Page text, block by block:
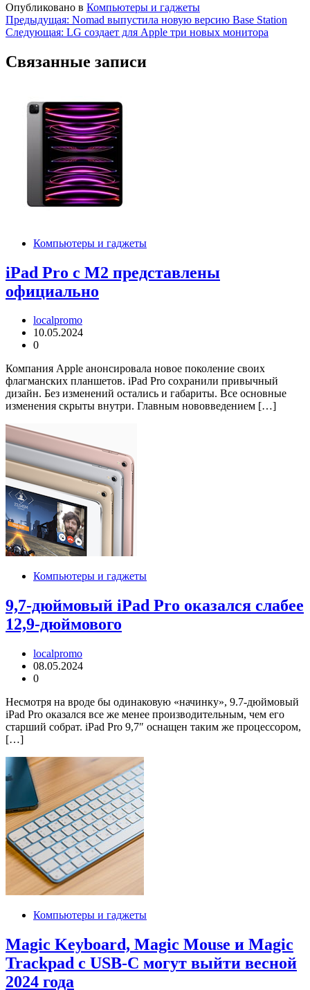
Опубликовано в Компьютеры и гаджеты
Навигация
по
записям
Предыдущая: Nomad выпустила новую версию Base Station
Следующая: LG создает для Apple три новых монитора
Связанные записи
Компьютеры и гаджеты
iPad Pro c M2 представлены
официально
localpromo
10.05.2024
0
Компания Apple анонсировала новое поколение своих
флагманских планшетов. iPad Pro сохранили привычный
дизайн. Без изменений остались и габариты. Все основные
изменения скрыты внутри. Главным нововведением […]
Компьютеры и гаджеты
9,7-дюймовый iPad Pro оказался слабее
12,9-дюймового
localpromo
08.05.2024
0
Несмотря на вроде бы одинаковую «начинку», 9.7-дюймовый
iPad Pro оказался все же менее производительным, чем его
старший собрат. iPad Pro 9,7″ оснащен таким же процессором,
[…]
Компьютеры и гаджеты
Magic Keyboard, Magic Mouse и Magic
Trackpad с USB-C могут выйти весной
2024 года